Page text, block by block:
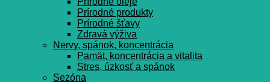
Prírodné produkty
Prírodné šťavy
Zdravá výživa
Nervy, spánok, koncentrácia
Pamät, koncentrácia a vitalita
Stres, úzkosť a spánok
Sezóna